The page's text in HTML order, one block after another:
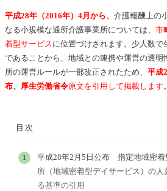
平成28年（2016年）4月から、 介護報酬上の
なる小規模な通所介護事業所については、 市
着型サービス に位置づけされます。少人数で
であることから、地域との連携や運営の透
所の運営ルールが一部改正されたため、 平成
布、 厚生労働省令原文を引用して掲載します 。
目次
平成28年2月5日公布 指定地域密着
所（地域密着型デイサービス）の
る基準の引用